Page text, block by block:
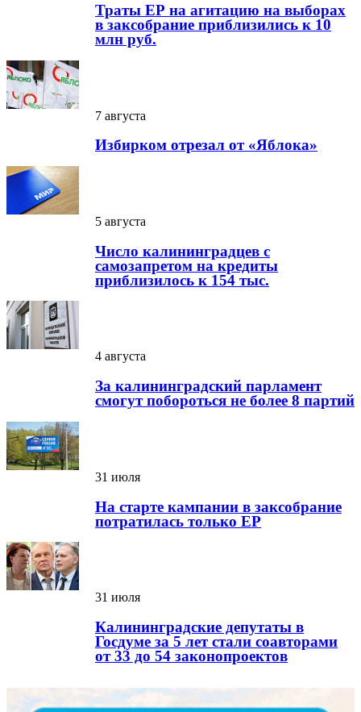
Траты ЕР на агитацию на выборах
в заксобрание приблизились к 10
млн руб.
7 августа
Избирком отрезал от «Яблока»
5 августа
Число калининградцев с
самозапретом на кредиты
приблизилось к 154 тыс.
4 августа
За калининградский парламент
смогут побороться не более 8 партий
31 июля
На старте кампании в заксобрание
потратилась только ЕР
31 июля
Калининградские депутаты в
Госдуме за 5 лет стали соавторами
от 33 до 54 законопроектов